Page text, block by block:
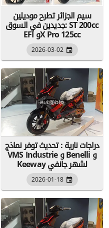
سيم الجزائر تطرح موديلين
جديدين في السوق: ST 200cc
EFI وX Pro 125cc
2026-03-02
دراجات نارية : تحديث توفر نماذج
VMS Industrie و Benelli و
Keeway لشهر جانفي
2026-01-18